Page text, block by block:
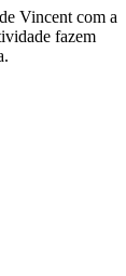
Vincent com a
fazem